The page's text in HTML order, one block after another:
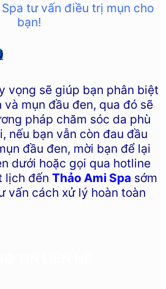
tư vấn điều trị mụn cho
bạn!
vọng sẽ giúp bạn phân biệt
và mụn đầu đen, qua đó sẽ
pháp chăm sóc da phù
nếu bạn vẫn còn đau đầu
đầu đen, mời bạn để lại
dưới hoặc gọi qua hotline
lịch đến Thảo Ami Spa sớm
vấn cách xử lý hoàn toàn